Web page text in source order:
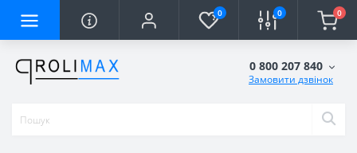
0 0 0
0 800 207 840
Замовити дзвінок